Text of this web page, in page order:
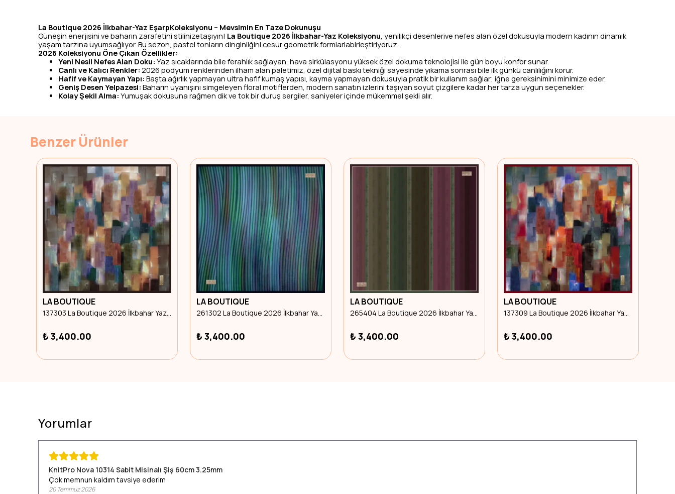
La Boutique 2026 İlkbahar-Yaz EşarpKoleksiyonu – Mevsimin En Taze Dokunuşu
Güneşin enerjisini ve baharın zarafetini stilinizetaşıyın! La Boutique 2026 İlkbahar-Yaz Koleksiyonu, yenilikçi desenlerive nefes alan özel dokusuyla modern kadının dinamik
yaşam tarzına uyumsağlıyor. Bu sezon, pastel tonların dinginliğini cesur geometrik formlarlabirleştiriyoruz.
2026 Koleksiyonu Öne Çıkan Özellikler:
Yeni Nesil Nefes Alan Doku: Yaz sıcaklarında bile ferahlık sağlayan, hava sirkülasyonu yüksek özel dokuma teknolojisi ile gün boyu konfor sunar.
Canlı ve Kalıcı Renkler: 2026 podyum renklerinden ilham alan paletimiz, özel dijital baskı tekniği sayesinde yıkama sonrası bile ilk günkü canlılığını korur.
Hafif ve Kaymayan Yapı: Başta ağırlık yapmayan ultra hafif kumaş yapısı, kayma yapmayan dokusuyla pratik bir kullanım sağlar; iğne gereksinimini minimize eder.
Geniş Desen Yelpazesi: Baharın uyanışını simgeleyen floral motiflerden, modern sanatın izlerini taşıyan soyut çizgilere kadar her tarza uygun seçenekler.
Kolay Şekil Alma: Yumuşak dokusuna rağmen dik ve tok bir duruş sergiler, saniyeler içinde mükemmel şekli alır.
Benzer Ürünler
261302 La Boutique 2026 İlkbahar Yaz Eşarp
LA BOUTIQUE
265404 La Boutique 2026 İlkbahar Yaz Eşarp
₺ 3,400.00
LA BOUTIQUE
137309 La Boutique 2026 İlkbahar Yaz Eşarp
₺ 3,400.00
LA BOUTIQUE
260204 La Boutique 2026 İlkbahar Yaz Eşarp
₺ 3,400.00
LA BOUTIQUE
₺ 3,400.00
Yorumlar
KnitPro Nova 10314 Sabit Misinalı Şiş 60cm 3.25mm
Çok memnun kaldım tavsiye ederim
20 Temmuz 2026